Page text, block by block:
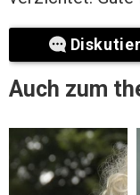
Auch zum